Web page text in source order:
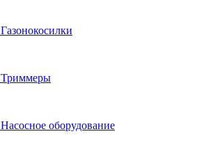
Газонокосилки
Триммеры
Насосное оборудование